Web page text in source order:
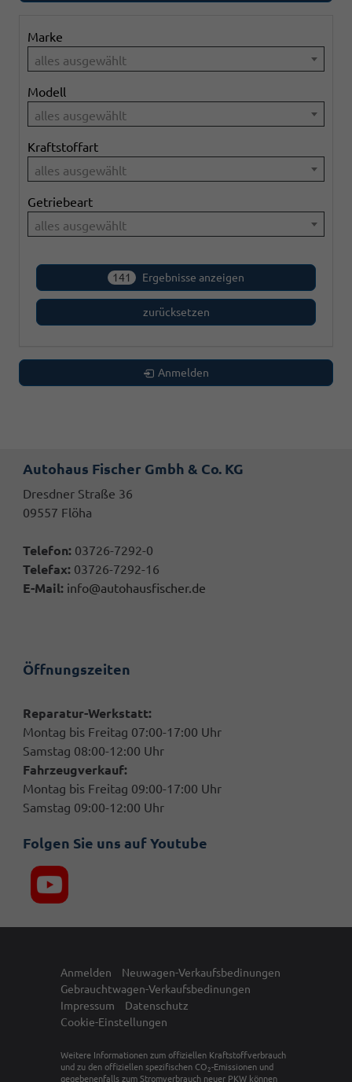
Marke
alles ausgewählt
Modell
alles ausgewählt
Kraftstoffart
alles ausgewählt
Getriebeart
alles ausgewählt
141 Ergebnisse anzeigen
zurücksetzen
Anmelden
Autohaus Fischer Gmbh & Co. KG
Dresdner Straße 36
09557 Flöha
Telefon: 03726-7292-0
Telefax: 03726-7292-16
E-Mail: info@autohausfischer.de
Öffnungszeiten
Reparatur-Werkstatt:
Montag bis Freitag 07:00-17:00 Uhr
Samstag 08:00-12:00 Uhr
Fahrzeugverkauf:
Montag bis Freitag 09:00-17:00 Uhr
Samstag 09:00-12:00 Uhr
Folgen Sie uns auf Youtube
Anmelden
Neuwagen-Verkaufsbedinungen
Gebrauchtwagen-Verkaufsbedinungen
Impressum
Datenschutz
Cookie-Einstellungen
Weitere Informationen zum offiziellen Kraftstoffverbrauch
und zu den offiziellen spezifischen CO 2-Emissionen und
gegebenenfalls zum Stromverbrauch neuer PKW können